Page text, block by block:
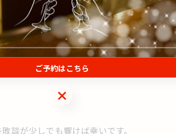
談が少しでも響けば幸いです。
ご予約はこちら
ご予約はこちら